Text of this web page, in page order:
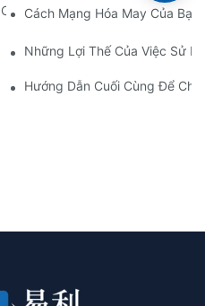
Máy Ủi Đường Hầm Tự Động
Cách Mạng Hóa May Của
Máy Hút Chủ Đề
Những Lợi Thế Của Việc Sử
Chân Không Cầu Nối
Hướng Dẫn Cuối Cùng Để